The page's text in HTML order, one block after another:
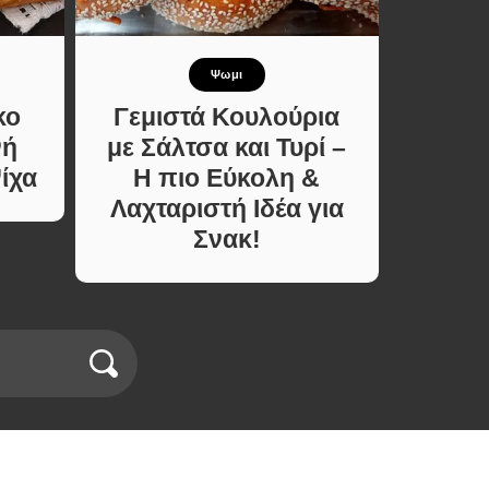
Ψωμι
Γεμιστά Κουλούρια
με Σάλτσα και Τυρί –
Η πιο Εύκολη &
Λαχταριστή Ιδέα για
Σνακ!